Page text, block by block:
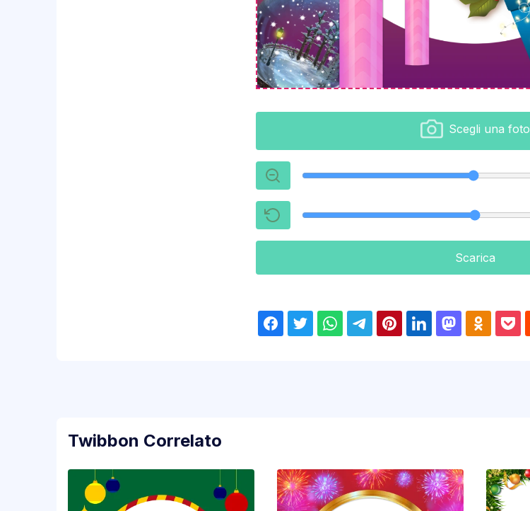
Scegli una foto
Scarica
Twibbon Correlato